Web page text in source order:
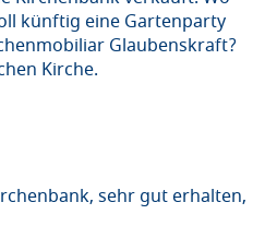
künftig eine Gartenparty
Glaubenskraft?
Kirche.
sehr gut erhalten,